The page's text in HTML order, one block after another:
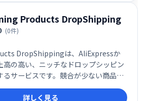
Products DropShipping
(0件)
DropShippingは、AliExpressか
高の高い、ニッチなドロップシッピン
るサービスです。競合が少ない商品を
な販売戦略を実現します。 すぐに始め
可能性を秘めたドロップシッピング
詳しく見る